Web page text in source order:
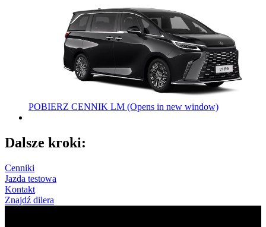
POBIERZ CENNIK LM (Opens in new window)
Dalsze kroki:
Cenniki
Jazda testowa
Kontakt
Znajdź dilera